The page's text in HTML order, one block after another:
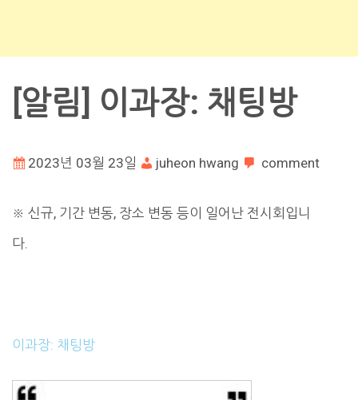
[알림] 이과장: 채팅방
2023년 03월 23일 juheon hwang comment
※ 신규, 기간 변동, 장소 변동 등이 일어난 전시회입니
다.
이과장: 채팅방